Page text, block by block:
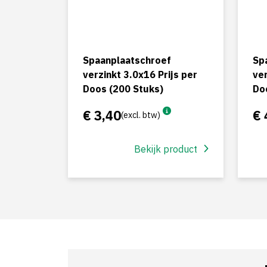
Spaanplaatschroef
verzinkt 3.0x16 Prijs per
Doos (200 Stuks)
€ 3,40(excl. btw)
Bekijk product
€